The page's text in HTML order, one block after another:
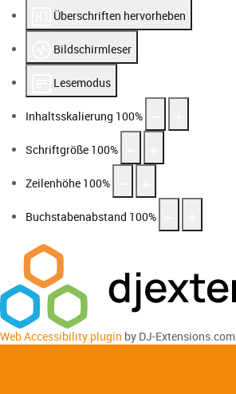
Überschriften hervorheben
Bildschirmleser
Lesemodus
Inhaltsskalierung 100%
Schriftgröße 100%
Zeilenhöhe 100%
Buchstabenabstand 100%
Web Accessibility plugin by DJ-Extensions.com